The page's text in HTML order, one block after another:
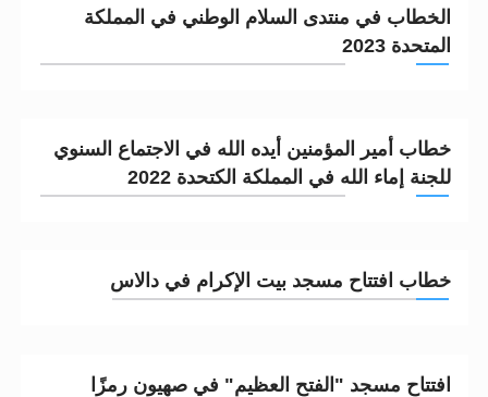
الخطاب في منتدى السلام الوطني في المملكة
المتحدة 2023
خطاب أمير المؤمنين أيده الله في الاجتماع السنوي
للجنة إماء الله في المملكة الكتحدة 2022
خطاب افتتاح مسجد بيت الإكرام في دالاس
افتتاح مسجد "الفتح العظيم" في صهيون رمزًا